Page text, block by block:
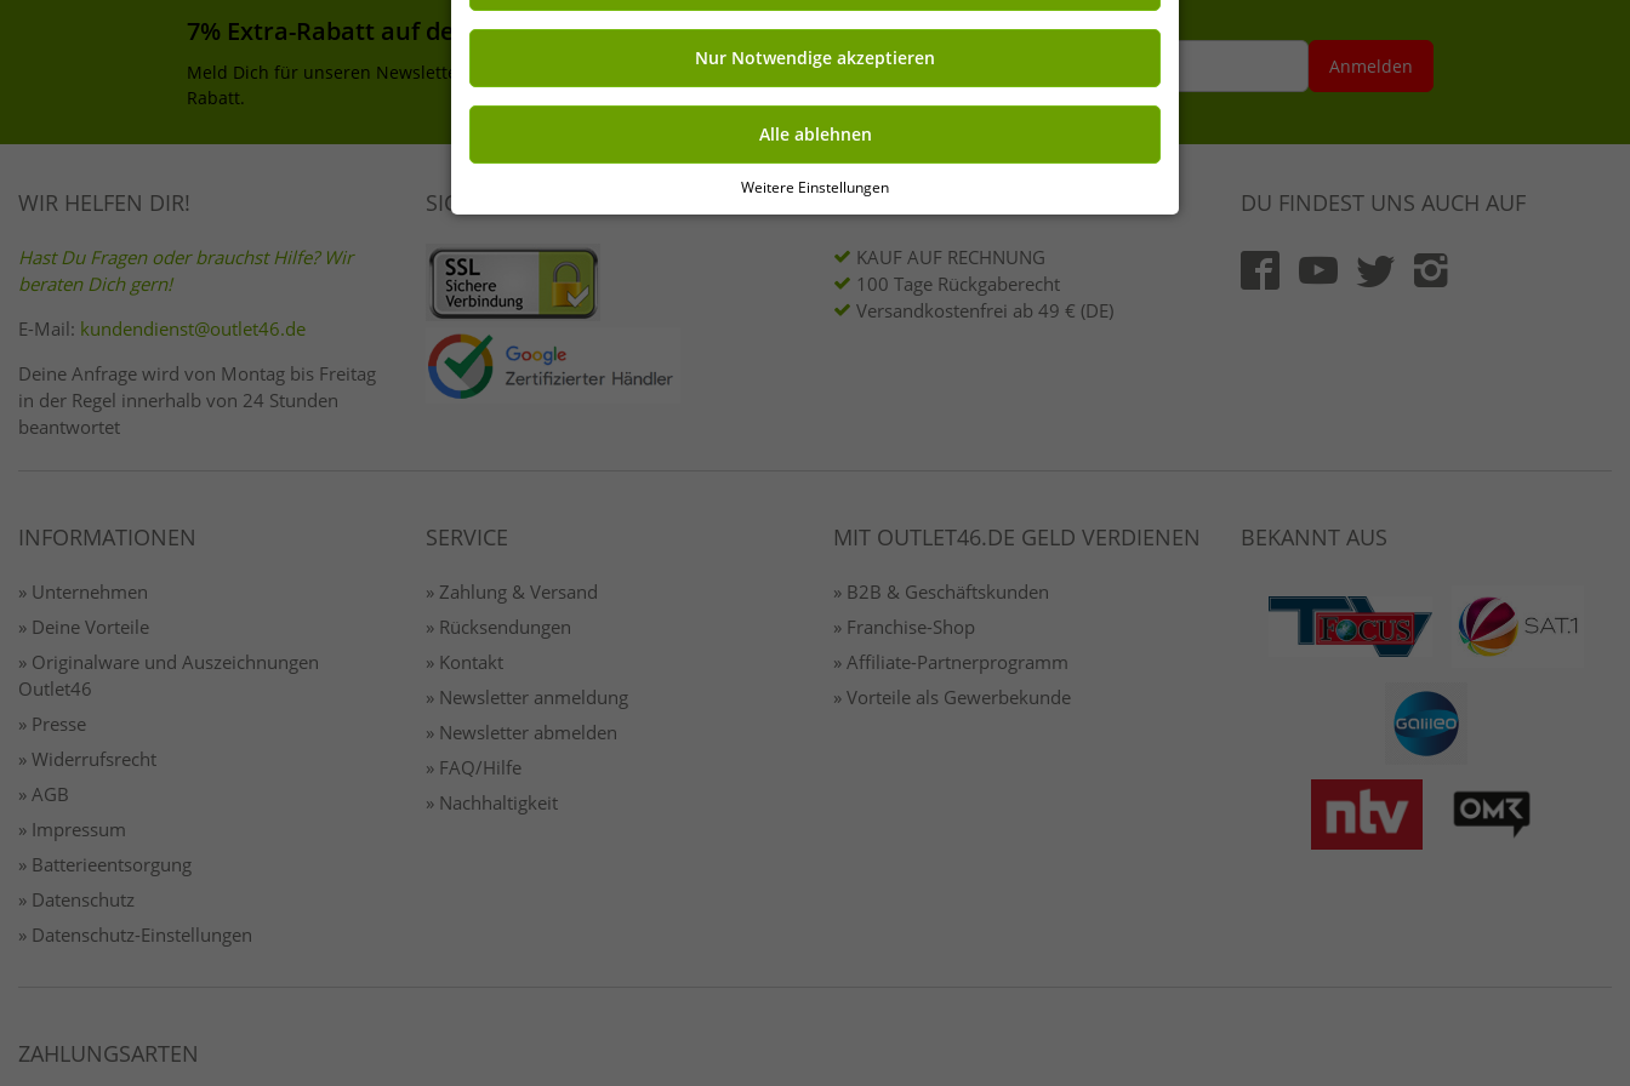
7% Extra-Rabatt auf deinen Einkauf
Meld Dich für unseren Newsletter an und erhalte Deine 7% Extra-
Rabatt.
Deine E-Mail-Adresse hier Anmelden
WIR HELFEN DIR!
Hast Du Fragen oder brauchst Hilfe? Wir
beraten Dich gern!
E-Mail: kundendienst@outlet46.de
Deine Anfrage wird von Montag bis Freitag
in der Regel innerhalb von 24 Stunden
beantwortet
SICHER EINKAUFEN VORTEILE
KAUF AUF RECHNUNG
100 Tage Rückgaberecht
Versandkostenfrei ab 49 € (DE)
DU FINDEST UNS AUCH AUF
INFORMATIONEN
» Unternehmen
» Deine Vorteile
» Originalware und Auszeichnungen
Outlet46
» Presse
» Widerrufsrecht
» AGB
» Impressum
» Batterieentsorgung
» Datenschutz
» Datenschutz-Einstellungen
SERVICE
» Zahlung & Versand
» Rücksendungen
» Kontakt
» Newsletter anmeldung
» Newsletter abmelden
» FAQ/Hilfe
» Nachhaltigkeit
MIT OUTLET46.DE GELD VERDIENEN
» B2B & Geschäftskunden
» Franchise-Shop
» Affiliate-Partnerprogramm
» Vorteile als Gewerbekunde
BEKANNT AUS
ZAHLUNGSARTEN
Einwilligung kannst Du jederzeit über „Datenschutz-Einstellungen“ am Ende jeder unserer Seiten mit
Wirkung für die Zukunft widerrufen oder ändern.
Nur Notwendige akzeptieren
Alle ablehnen
Weitere Einstellungen